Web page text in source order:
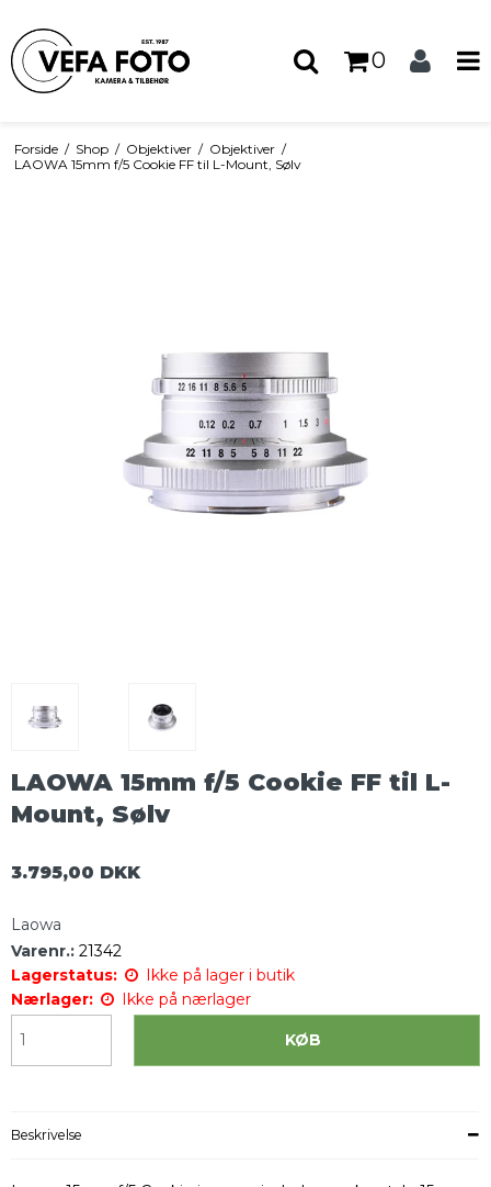
0
Forside / Shop / Objektiver / Objektiver /
LAOWA 15mm f/5 Cookie FF til L-Mount, Sølv
LAOWA 15mm f/5 Cookie FF til L-
Mount, Sølv
3.795,00 DKK
Laowa
Varenr.: 21342
Lagerstatus:
Ikke på lager i butik
Nærlager:
Ikke på nærlager
KØB
Beskrivelse